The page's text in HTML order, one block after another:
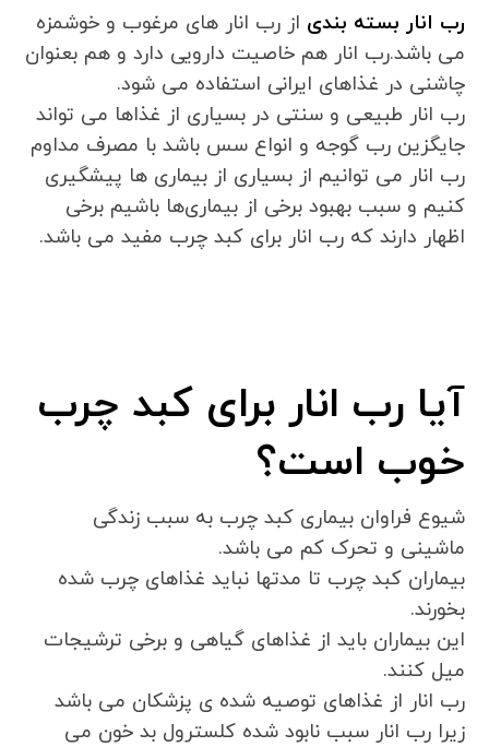
رب انار بسته بندی از رب انار های مرغوب و خوشمزه
می باشد.رب انار هم خاصیت دارویی دارد و هم بعنوان
چاشنی در غذاهای ایرانی استفاده می شود.
رب انار طبیعی و سنتی در بسیاری از غذاها می تواند
جایگزین رب گوجه و انواع سس باشد با مصرف مداوم
رب انار می توانیم از بسیاری از بیماری ها پیشگیری
کنیم و سبب بهبود برخی از بیماری‌ها باشیم برخی
اظهار دارند که رب انار برای کبد چرب مفید می باشد.
آیا رب انار برای کبد چرب
خوب است؟
شیوع فراوان بیماری کبد چرب به سبب زندگی
ماشینی و تحرک کم می باشد.
بیماران کبد چرب تا مدتها نباید غذاهای چرب شده
بخورند.
این بیماران باید از غذاهای گیاهی و برخی ترشیجات
میل کنند.
رب انار از غذاهای توصیه شده ی پزشکان می باشد
زیرا رب انار سبب نابود شده کلسترول بد خون می